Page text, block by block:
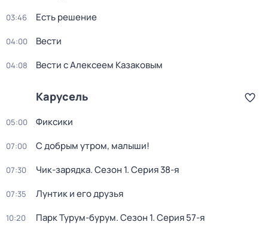
03:46 Есть решение
04:00 Вести
04:08 Вести с Алексеем Казаковым
Карусель
05:00 Фиксики
07:00 С добрым утром, малыши!
07:30 Чик-зарядка. Сезон 1. Серия 38-я
07:35 Лунтик и его друзья
10:20 Парк Турум-бурум. Сезон 1. Серия 57-я